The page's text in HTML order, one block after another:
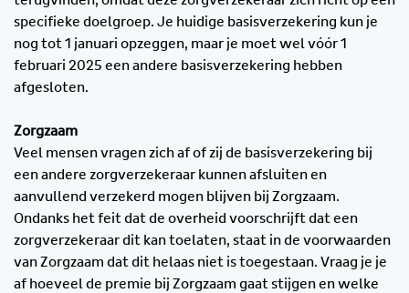
specifieke doelgroep. Je huidige basisverzekering kun je
nog tot 1 januari opzeggen, maar je moet wel vóór 1
februari 2025 een andere basisverzekering hebben
afgesloten.
Zorgzaam
Veel mensen vragen zich af of zij de basisverzekering bij
een andere zorgverzekeraar kunnen afsluiten en
aanvullend verzekerd mogen blijven bij Zorgzaam.
Ondanks het feit dat de overheid voorschrijft dat een
zorgverzekeraar dit kan toelaten, staat in de voorwaarden
van Zorgzaam dat dit helaas niet is toegestaan. Vraag je je
af hoeveel de premie bij Zorgzaam gaat stijgen en welke